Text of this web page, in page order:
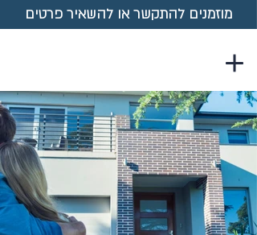
מוזמנים להתקשר או להשאיר פרטים